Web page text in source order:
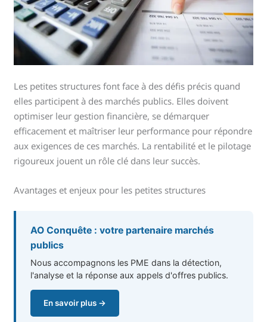
Les petites structures font face à des défis précis quand
elles participent à des marchés publics. Elles doivent
optimiser leur gestion financière, se démarquer
efficacement et maîtriser leur performance pour répondre
aux exigences de ces marchés. La rentabilité et le pilotage
rigoureux jouent un rôle clé dans leur succès.
Avantages et enjeux pour les petites structures
AO Conquête : votre partenaire marchés
publics
Nous accompagnons les PME dans la détection,
l'analyse et la réponse aux appels d'offres publics.
En savoir plus →